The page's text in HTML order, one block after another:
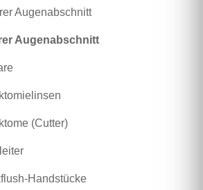
Augenabschnitt
Augenabschnitt
(Cutter)
Handstücke